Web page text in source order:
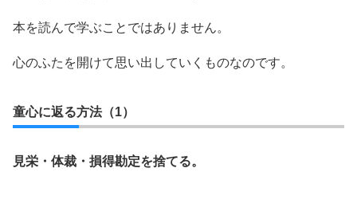
本を読んで学ぶことではありません。
心のふたを開けて思い出していくものなのです。
童心に返る方法（1）
見栄・体裁・損得勘定を捨てる。